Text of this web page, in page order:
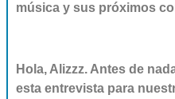
música y sus próximos
Hola, Alizzz. Antes de
esta entrevista para